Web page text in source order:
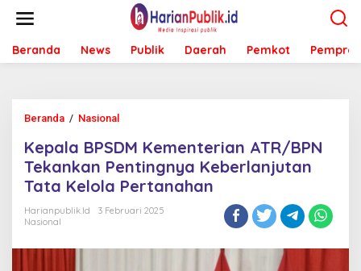
t
Beranda News Publik Daerah Pemkot Pemprov
Beranda / Nasional
p
a
l
a
D
Kepala BPSDM Kementerian ATR/BPN
Tekankan Pentingnya Keberlanjutan
Tata Kelola Pertanahan
Harianpublik.id
3 Februari 2025
Nasional